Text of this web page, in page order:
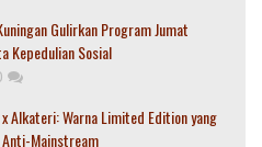
Gulirkan Program Jumat
Kepedulian Sosial
Alkateri: Warna Limited Edition yang
Mainstream